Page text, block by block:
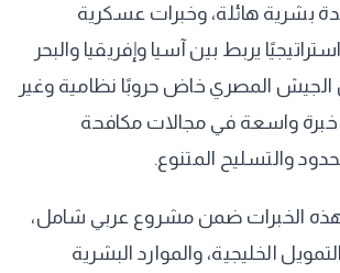
بشرية هائلة، وخبرات عسكرية
يربط بين آسيا وإفريقيا والبحر
الجيش المصري خاض حروبًا نظامية وغير
واسعة في مجالات مكافحة
والتسليح المتنوع.
الخبرات ضمن مشروع عربي شامل،
الخليجية، والموارد البشرية